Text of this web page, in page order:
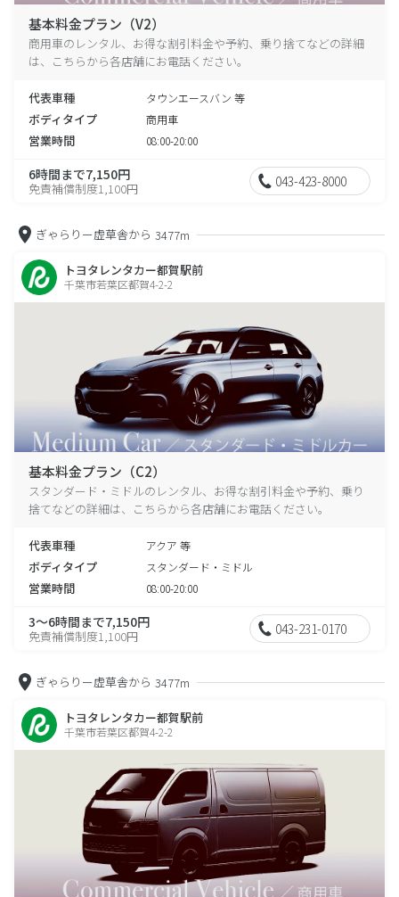
基本料金プラン（V2）
商用車のレンタル、お得な割引料金や予約、乗り捨てなどの詳細
は、こちらから各店舗にお電話ください。
代表車種 タウンエースバン 等
ボディタイプ 商用車
営業時間 08:00-20:00
6時間まで7,150円
免責補償制度1,100円 043-423-8000
ぎゃらりー虚草舎から 3477m
トヨタレンタカー都賀駅前
千葉市若葉区都賀4-2-2
基本料金プラン（C2）
スタンダード・ミドルのレンタル、お得な割引料金や予約、乗り
捨てなどの詳細は、こちらから各店舗にお電話ください。
代表車種 アクア 等
ボディタイプ スタンダード・ミドル
営業時間 08:00-20:00
3～6時間まで7,150円
免責補償制度1,100円 043-231-0170
ぎゃらりー虚草舎から 3477m
トヨタレンタカー都賀駅前
千葉市若葉区都賀4-2-2